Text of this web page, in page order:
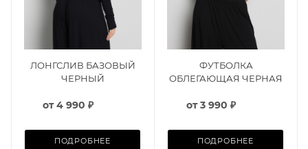
ЛОНГСЛИВ БАЗОВЫЙ
ЧЕРНЫЙ
от4 990 ₽
ПОДРОБНЕЕ
ФУТБОЛКА
ОБЛЕГАЮЩАЯ ЧЕРНАЯ
от3 990 ₽
ПОДРОБНЕЕ